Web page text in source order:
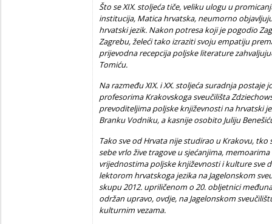
Što se XIX. stoljeća tiče, veliku ulogu u
institucija, Matica hrvatska, neumorno
hrvatski jezik. Nakon potresa koji je pogodio
Zagrebu, želeći tako izraziti svoju empatiju
prijevodna recepcija poljske literature
Tomiću.
Na razmeđu XIX. i XX. stoljeća suradnja postaje
profesorima Krakovskoga sveučilišta
prevoditeljima poljske književnosti na hrvatski
Branku Vodniku, a kasnije osobito Juliju
Tako sve od Hrvata nije studirao u Krakovu, tko
sebe vrlo žive tragove u sjećanjima,
vrijednostima poljske književnosti i kulture sve
lektorom hrvatskoga jezika na Jagelonskom
skupu 2012. upriličenom o 20. obljetnici
održan upravo, ovdje, na Jagelonskom
kulturnim vezama.